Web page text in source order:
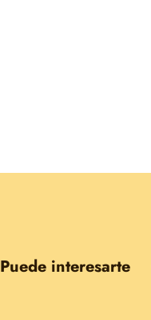
Puede interesarte